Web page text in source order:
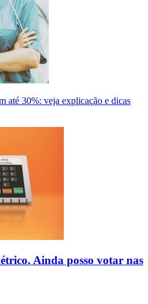
até 30%: veja explicação e dicas
Ainda posso votar nas